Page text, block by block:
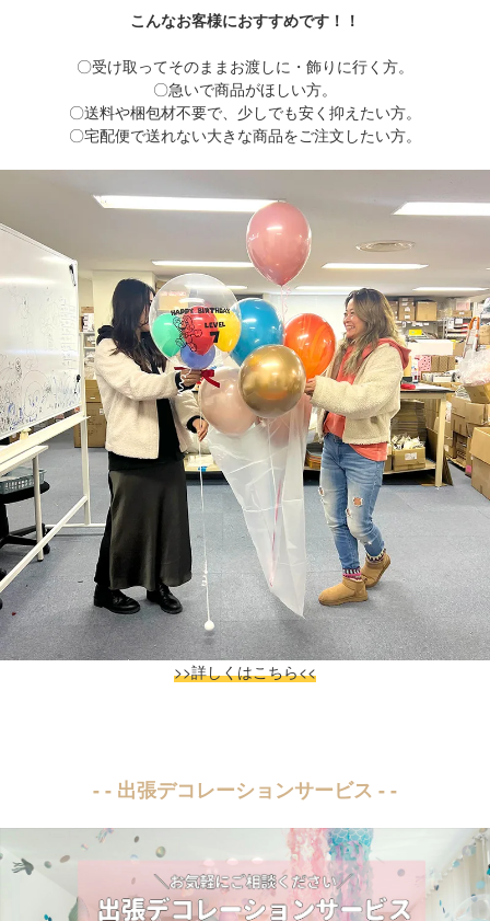
こんなお客様におすすめです！！
〇受け取ってそのままお渡しに・飾りに行く方。
〇急いで商品がほしい方。
〇送料や梱包材不要で、少しでも安く抑えたい方。
〇宅配便で送れない大きな商品をご注文したい方。
>>詳しくはこちら<<
- - 出張デコレーションサービス - -